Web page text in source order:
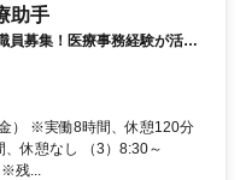
助手
員募集！医療事務経験が活か
） ※実働8時間、休憩120分
休憩なし （3）8:30～
※残...